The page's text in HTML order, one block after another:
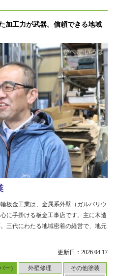
加工力が武器。信頼できる地域
更新日：2026.04.17
ー) 外壁修理
その他塗装
板金工業は、金属系外壁（ガルバリウ
に手掛ける板金工事店です。主に木造
三代にわたる地域密着の経営で、地元